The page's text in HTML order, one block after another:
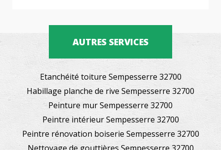
AUTRES SERVICES
Etanchéité toiture Sempesserre 32700
Habillage planche de rive Sempesserre 32700
Peinture mur Sempesserre 32700
Peintre intérieur Sempesserre 32700
Peintre rénovation boiserie Sempesserre 32700